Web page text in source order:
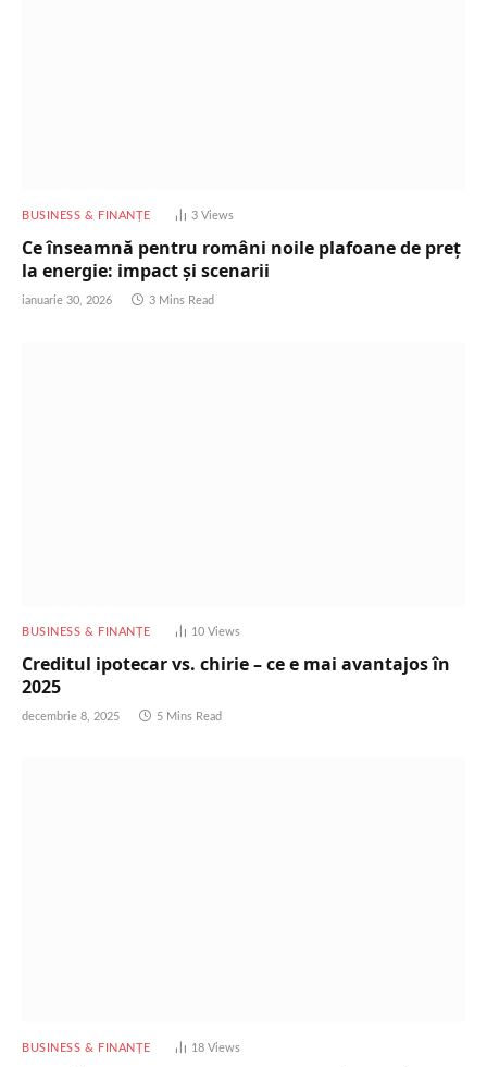
BUSINESS & FINANȚE 3 Views
Ce înseamnă pentru români noile plafoane de preț
la energie: impact și scenarii
ianuarie 30, 2026 3 Mins Read
BUSINESS & FINANȚE 10 Views
Creditul ipotecar vs. chirie – ce e mai avantajos în
2025
decembrie 8, 2025 5 Mins Read
BUSINESS & FINANȚE 18 Views